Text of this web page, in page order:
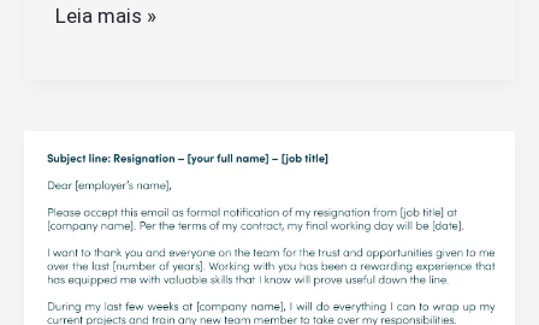
Como
à
Sala
Em
Aeroportos
Leia mais »